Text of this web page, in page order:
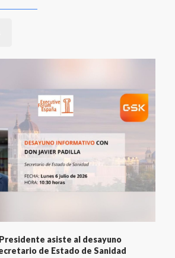
asiste al desayuno
de Estado de Sanidad